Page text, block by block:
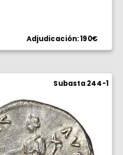
Adjudicación: 190€
Subasta 244-1